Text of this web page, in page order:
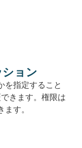
ション
を指定すること
きます。権限は
ます。